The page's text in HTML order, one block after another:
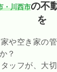
・川西市の不
を
や空き家の
？
ッフが、大